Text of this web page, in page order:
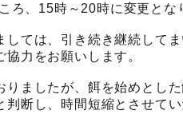
ろ、15時～20時に変更とな
しては、引き続き継続して
力をお願いします。
りましたが、餌を始めとし
断し、時間短縮とさせてい